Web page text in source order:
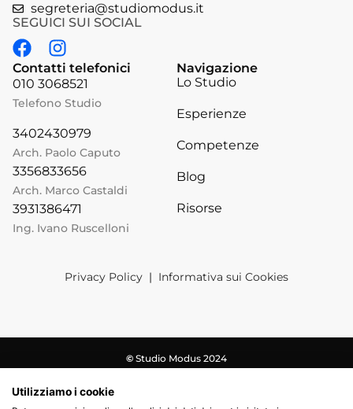
segreteria@studiomodus.it
SEGUICI SUI SOCIAL
Contatti telefonici
010 3068521
Telefono Studio
3402430979
Arch. Paolo Caputo
3356833656
Arch. Marco Castaldi
3931386471
Ing. Ivano Ruscelloni
Navigazione
Lo Studio
Esperienze
Competenze
Blog
Risorse
Privacy Policy | Informativa sui Cookies
© Studio Modus 2024
Utilizziamo i cookie